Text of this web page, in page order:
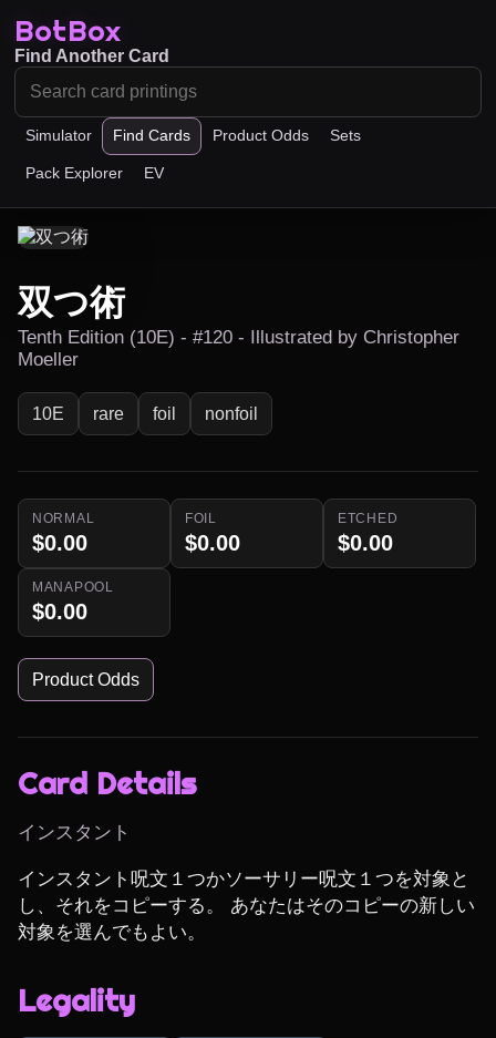
BotBox
Simulator Find Cards Product Odds Sets
Pack Explorer EV
Find Another Card
双つ術
Tenth Edition (10E) - #120 - Illustrated by Christopher
Moeller
10E rare foil nonfoil
NORMAL
$0.00
FOIL
$0.00
ETCHED
$0.00
MANAPOOL
$0.00
Product Odds
Card Details
インスタント
インスタント呪文１つかソーサリー呪文１つを対象と
し、それをコピーする。 あなたはそのコピーの新しい
対象を選んでもよい。
Legality